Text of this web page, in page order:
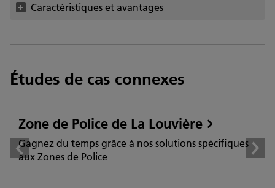
Caractéristiques et avantages
Études de cas connexes
Zone de Police de La Louvière
Gagnez du temps grâce à nos solutions spécifiques
aux Zones de Police